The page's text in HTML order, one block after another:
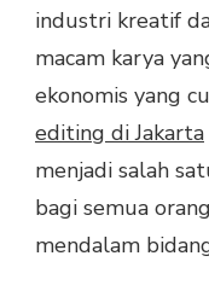
industri kreatif
macam karya
ekonomis yang
editing di Jakarta
menjadi salah
bagi semua
mendalam